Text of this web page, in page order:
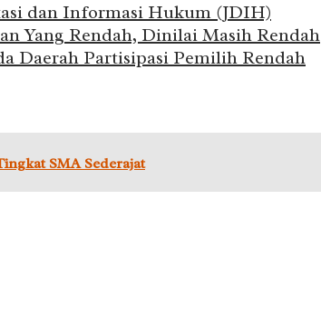
dan Informasi Hukum (JDIH)
Yang Rendah, Dinilai Masih Rendah
Daerah Partisipasi Pemilih Rendah
SMA Sederajat